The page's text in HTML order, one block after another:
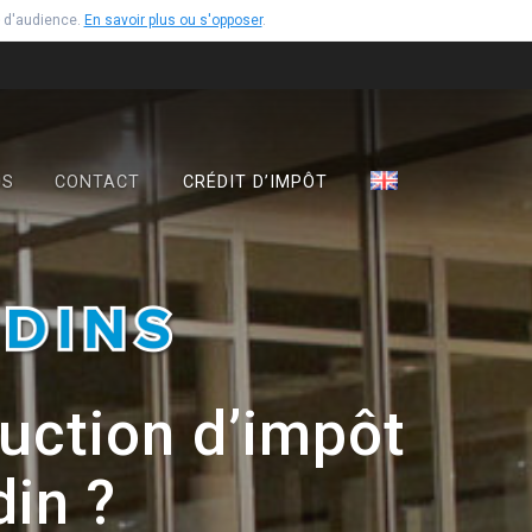
d'audience. En savoir plus ou s'opposer.
CONTACT CRÉDIT D’IMPÔT
d’impôt
?